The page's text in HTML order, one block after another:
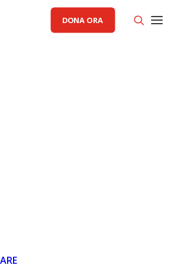
DONA ORA
PIANO PP
CONFERENZA
SULLA
DI
BECKER